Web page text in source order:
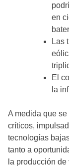
en
Las
El
la
A medida que
críticos,
tecnologías
tanto a
la producción